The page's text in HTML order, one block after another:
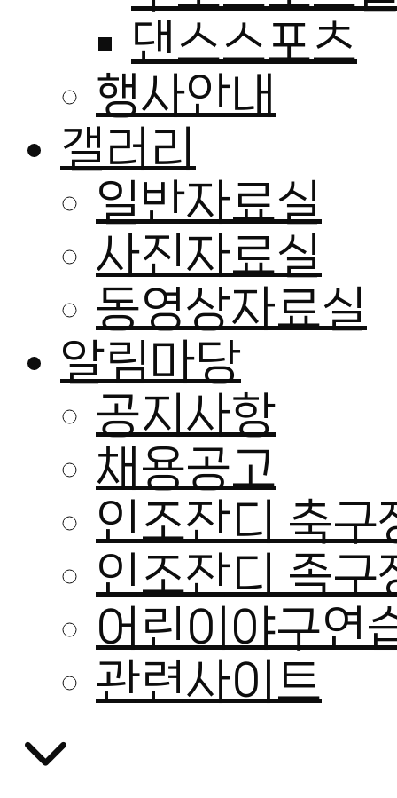
댄스스포츠
행사안내
갤러리
일반자료실
사진자료실
동영상자료실
알림마당
공지사항
채용공고
인조잔디 축구
인조잔디 족구
어린이야구연
관련사이트